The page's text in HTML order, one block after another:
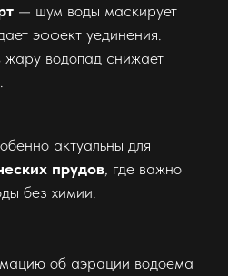
— шум воды маскирует
эффект уединения.
водопад снижает
актуальны для
прудов , где важно
без химии.
об аэрации водоема